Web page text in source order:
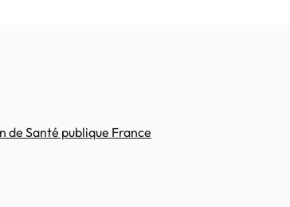
de Santé publique France